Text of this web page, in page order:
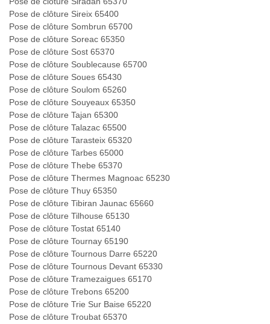
Pose de clôture Sireix 65400
Pose de clôture Sombrun 65700
Pose de clôture Soreac 65350
Pose de clôture Sost 65370
Pose de clôture Soublecause 65700
Pose de clôture Soues 65430
Pose de clôture Soulom 65260
Pose de clôture Souyeaux 65350
Pose de clôture Tajan 65300
Pose de clôture Talazac 65500
Pose de clôture Tarasteix 65320
Pose de clôture Tarbes 65000
Pose de clôture Thebe 65370
Pose de clôture Thermes Magnoac 65230
Pose de clôture Thuy 65350
Pose de clôture Tibiran Jaunac 65660
Pose de clôture Tilhouse 65130
Pose de clôture Tostat 65140
Pose de clôture Tournay 65190
Pose de clôture Tournous Darre 65220
Pose de clôture Tournous Devant 65330
Pose de clôture Tramezaigues 65170
Pose de clôture Trebons 65200
Pose de clôture Trie Sur Baise 65220
Pose de clôture Troubat 65370